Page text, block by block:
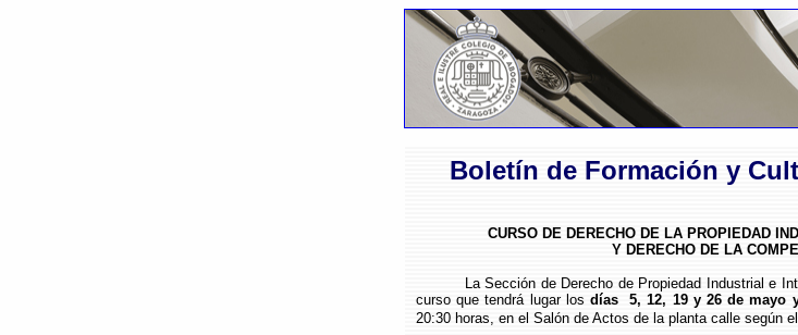
Boletín de Formación y
CURSO DE DERECHO DE LA PROPIEDAD
Y DERECHO DE LA
La Sección de Derecho de Propiedad Industrial e
curso que tendrá lugar los días 5, 12, 19 y 26 de mayo
20:30 horas, en el Salón de Actos de la planta calle según el